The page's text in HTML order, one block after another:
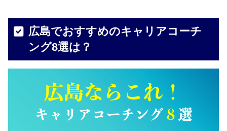
広島でおすすめのキャリアコーチ
ング8選は？